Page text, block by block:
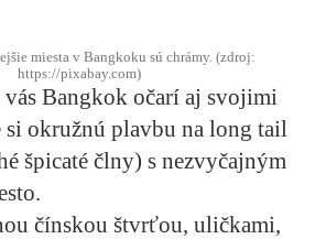
miesta v Bangkoku sú chrámy. (zdroj:
https://pixabay.com)
Bangkok očarí aj svojimi
okružnú plavbu na long tail
špicaté člny) s nezvyčajným
čínskou štvrťou, uličkami,